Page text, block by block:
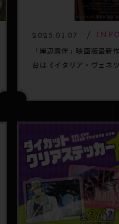
2025.01.07 INFO
「岸辺露伴」映画版最新作公開
台は《イタリア・ヴェネツ